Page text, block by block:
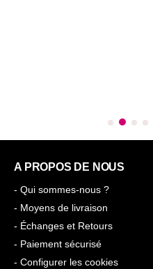
A PROPOS DE NOUS
- Qui sommes-nous ?
- Moyens de livraison
- Échanges et Retours
- Paiement sécurisé
- Configurer les cookies